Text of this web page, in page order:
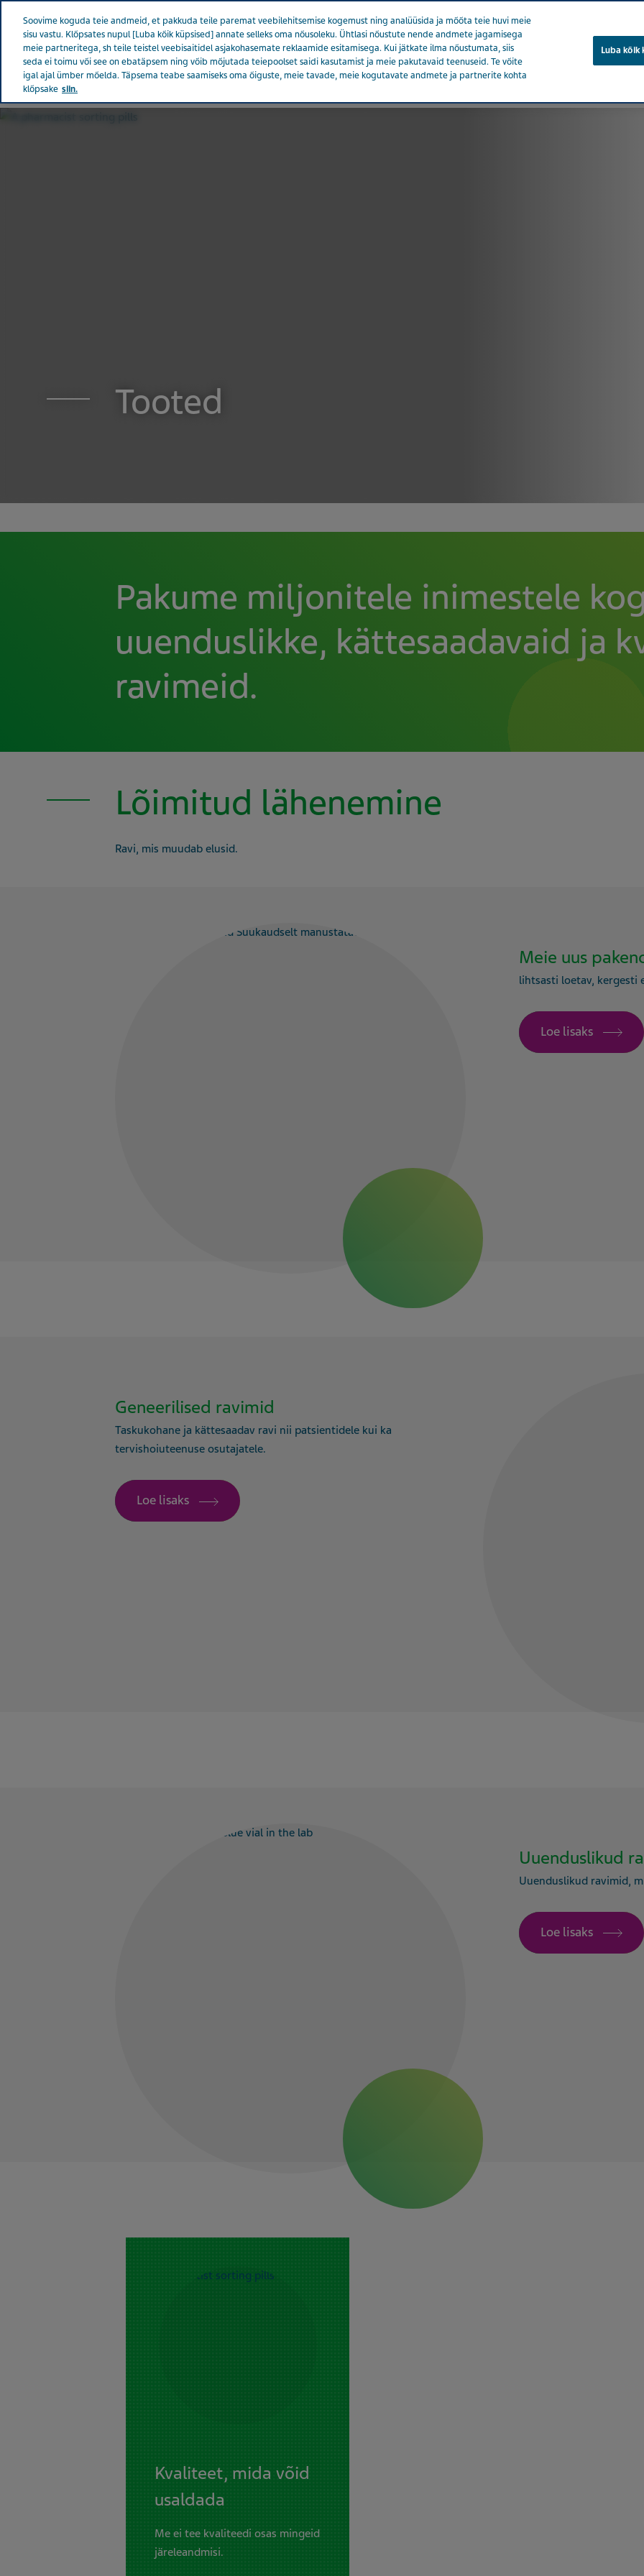
Teva kogu maailmas
EESTI
Tooted
Pakume miljonitele inimestele
uuenduslikke, kättesaadavaid ja
ravimeid.
Lõimitud lähenemine
Ravi, mis muudab elusid.
Meie uus
lihtsasti loetav, kergesti
Loe lisaks
Geneerilised ravimid
Taskukohane ja kättesaadav ravi nii patsientidele kui ka
tervishoiuteenuse osutajatele.
Loe lisaks
Uuenduslikud
Uuenduslikud ravimid,
Loe lisaks
Kvaliteet, mida võid
usaldada
Me ei tee kvaliteedi osas mingeid
järeleandmisi.
Soovime koguda teie andmeid, et pakkuda teile paremat veebilehitsemise kogemust ning analüüsida ja mõõta teie huvi meie
sisu vastu. Klõpsates nupul [Luba kõik küpsised] annate selleks oma nõusoleku. Ühtlasi nõustute nende andmete jagamisega
meie partneritega, sh teile teistel veebisaitidel asjakohasemate reklaamide esitamisega. Kui jätkate ilma nõustumata, siis
seda ei toimu või see on ebatäpsem ning võib mõjutada teiepoolset saidi kasutamist ja meie pakutavaid teenuseid. Te võite
igal ajal ümber mõelda. Täpsema teabe saamiseks oma õiguste, meie tavade, meie kogutavate andmete ja partnerite kohta
klõpsake siin.
Luba kõik